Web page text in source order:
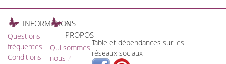
INFORMATIONS
Questions
fréquentes
Conditions
A
PROPOS
Qui sommes
nous ?
Table et dépendances sur les
réseaux sociaux